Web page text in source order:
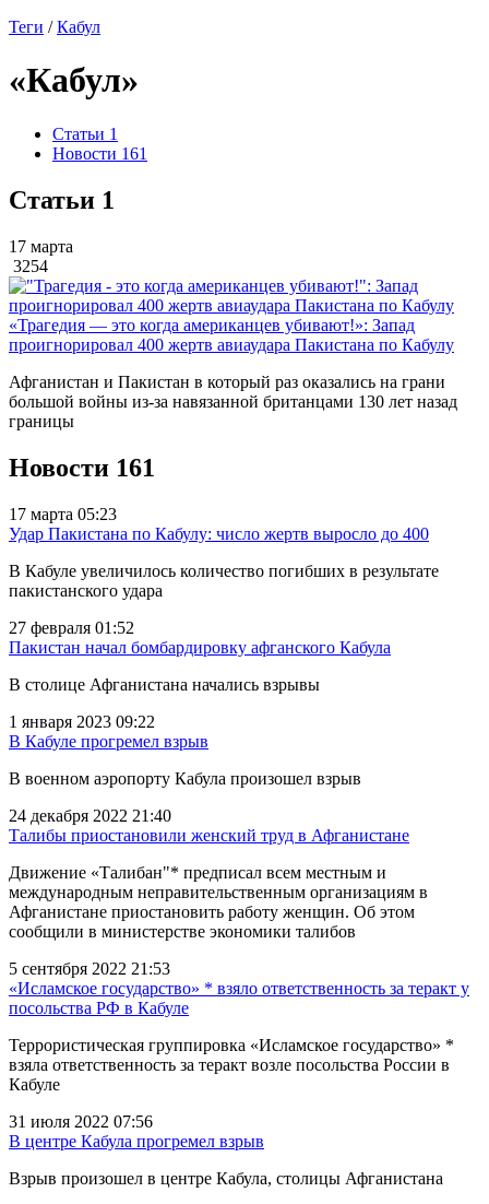
Теги /Кабул
«Кабул»
Статьи 1
Новости 161
Статьи 1
17 марта
3254
«Трагедия — это когда американцев убивают!»: Запад
проигнорировал 400 жертв авиаудара Пакистана по Кабулу
Афганистан и Пакистан в который раз оказались на грани
большой войны из-за навязанной британцами 130 лет назад
границы
Новости 161
17 марта 05:23
Удар Пакистана по Кабулу: число жертв выросло до 400
В Кабуле увеличилось количество погибших в результате
пакистанского удара
27 февраля 01:52
Пакистан начал бомбардировку афганского Кабула
В столице Афганистана начались взрывы
1 января 2023 09:22
В Кабуле прогремел взрыв
В военном аэропорту Кабула произошел взрыв
24 декабря 2022 21:40
Талибы приостановили женский труд в Афганистане
Движение «Талибан"* предписал всем местным и
международным неправительственным организациям в
Афганистане приостановить работу женщин. Об этом
сообщили в министерстве экономики талибов
5 сентября 2022 21:53
«Исламское государство» * взяло ответственность за теракт у
посольства РФ в Кабуле
Террористическая группировка «Исламское государство» *
взяла ответственность за теракт возле посольства России в
Кабуле
31 июля 2022 07:56
В центре Кабула прогремел взрыв
Взрыв произошел в центре Кабула, столицы Афганистана